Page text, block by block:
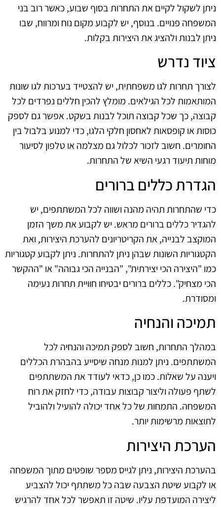
ניתן לשקול לקיים את התחרות בסוף שבוע, כאשר רוב בני
המשפחה פנויים. בנוסף, יש לקבוע מקום נוח ומרווח, שבו
ניתן לבנות ולהציג את היצירות בקלות.
ציוד נדרש
לצורך תחרות לגו משפחתית, יש להצטייד בערכות לגו שונות
המותאמות לכל הגילאים. מומלץ להכין חללים נפרדים לכל
קבוצה, כך שכל קבוצה תוכל לבנות בשקט. אפשר גם לספק
כוסות או קופסאות לאחסון חלקי הלגו, כדי למנוע בלבול בין
החומרים. חשוב לזכור לכלול גם מצלמה או טלפון לסיעור
מוחות תיעוד רגעי השיא של התחרות.
הגדרת כללים ברורים
כדי שהתחרות תהיה מהנה ושווה לכל המשתתפים, יש
להגדיר כללים ברורים מראש. יש לקבוע את משך הזמן
המוקצב לבנייה, את הקריטריונים להערכת היצירות, ואת
הקטגוריות השונות שבהן ניתן להתחרות. ניתן לקבוע קטגוריות
כמו "היצירה הכי יצירתית", "הבנייה הכי גבוהה" או "ההקשר
הכי מצחיק". כללים ברורים יבטיחו חוויית תחרות נעימה
ומסודרת.
תמיכה והנחיה
במהלך התחרות, חשוב לספק תמיכה והנחיה לכל
המשתתפים. ניתן למנות מנחה שיסייע בהבהרת הכללים
ויענה על שאלות. כמו כן, כדאי לעודד את המשתתפים
לשתף פעולה וליצור קבוצות עבודה, כדי לחזק את רוח
המשפחה. התמחות של כל אחד יכולה להועיל ולהוביל
לתוצאות מרשימות יותר.
הערכת היצירות
בהערכת היצירות, ניתן לגייס מספר שופטים מתוך המשפחה
או לקבוע שיטת הצבעה שבה כל משתתף יכול להצביע
ליצירה המועדפת עליו. שיטה זו תאפשר לכל אחד להרגיש